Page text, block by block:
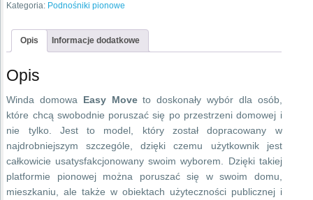
Kategoria: Podnośniki pionowe
Opis Informacje dodatkowe
Opis
Winda domowa Easy Moveto doskonały wybór dla osób,
które chcą swobodnie poruszać się po przestrzeni domowej i
nie tylko. Jest to model, który został dopracowany w
najdrobniejszym szczególe, dzięki czemu użytkownik jest
całkowicie usatysfakcjonowany swoim wyborem. Dzięki takiej
platformie pionowej można poruszać się w swoim domu,
mieszkaniu, ale także w obiektach użyteczności publicznej i